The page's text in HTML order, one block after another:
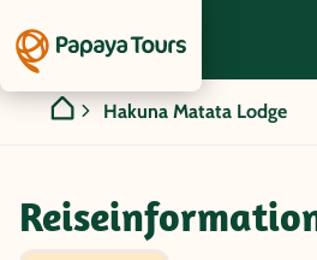
Hakuna Matata Lodge